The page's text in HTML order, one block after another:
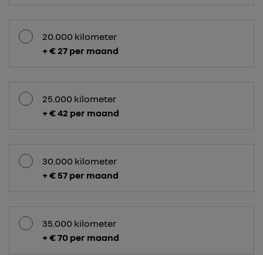
20.000 kilometer
+ € 27 per maand
25.000 kilometer
+ € 42 per maand
30.000 kilometer
+ € 57 per maand
35.000 kilometer
+ € 70 per maand